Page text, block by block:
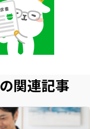
関連記事